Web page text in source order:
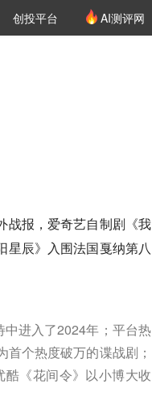
创投平台 AI测评网
战报，爱奇艺自制剧《我
星辰》入围法国戛纳第八
进入了2024年；平台热
个热度破万的谍战剧；
《花间令》以小博大收